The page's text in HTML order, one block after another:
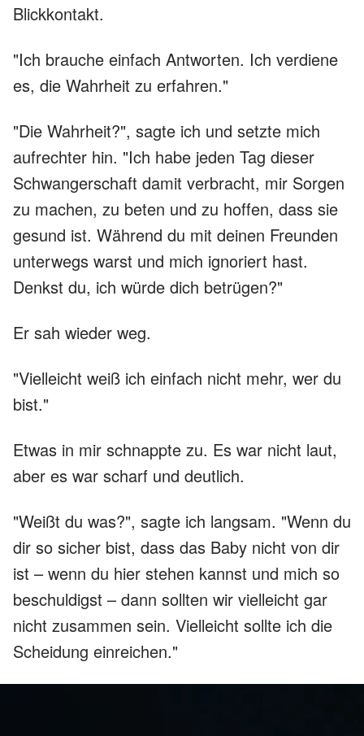
Blickkontakt.
"Ich brauche einfach Antworten. Ich verdiene
es, die Wahrheit zu erfahren."
"Die Wahrheit?", sagte ich und setzte mich
aufrechter hin. "Ich habe jeden Tag dieser
Schwangerschaft damit verbracht, mir Sorgen
zu machen, zu beten und zu hoffen, dass sie
gesund ist. Während du mit deinen Freunden
unterwegs warst und mich ignoriert hast.
Denkst du, ich würde dich betrügen?"
Er sah wieder weg.
"Vielleicht weiß ich einfach nicht mehr, wer du
bist."
Etwas in mir schnappte zu. Es war nicht laut,
aber es war scharf und deutlich.
"Weißt du was?", sagte ich langsam. "Wenn du
dir so sicher bist, dass das Baby nicht von dir
ist – wenn du hier stehen kannst und mich so
beschuldigst – dann sollten wir vielleicht gar
nicht zusammen sein. Vielleicht sollte ich die
Scheidung einreichen."